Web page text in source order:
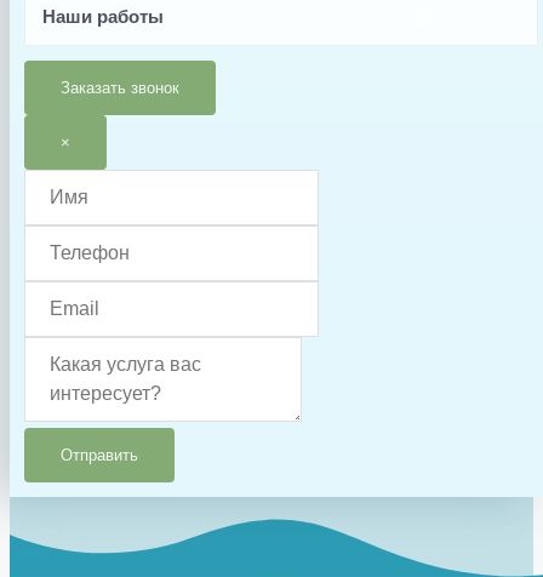
Наши работы
Заказать звонок
×
Отправить
Z-ORS-UNION
Elecro
Страна производства
Великобритания
Гарантия
6 месяцев
Уплотнительное кольцо